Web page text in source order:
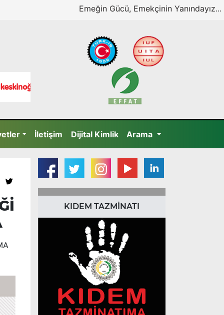
Emeğin Gücü, Emekçinin Yanındayız...
İletişim Dijital Kimlik Arama
KIDEM TAZMİNATI